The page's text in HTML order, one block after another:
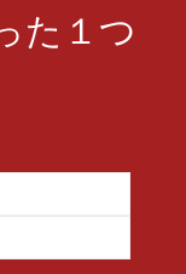
た１つ